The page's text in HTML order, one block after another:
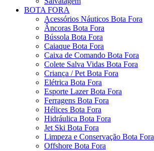
BOTA FORA
Acessórios Náuticos Bota Fora
Âncoras Bota Fora
Bússola Bota Fora
Caiaque Bota Fora
Caixa de Comando Bota Fora
Colete Salva Vidas Bota Fora
Criança / Pet Bota Fora
Elétrica Bota Fora
Esporte Lazer Bota Fora
Ferragens Bota Fora
Hélices Bota Fora
Hidráulica Bota Fora
Jet Ski Bota Fora
Limpeza e Conservação Bota Fora
Offshore Bota Fora